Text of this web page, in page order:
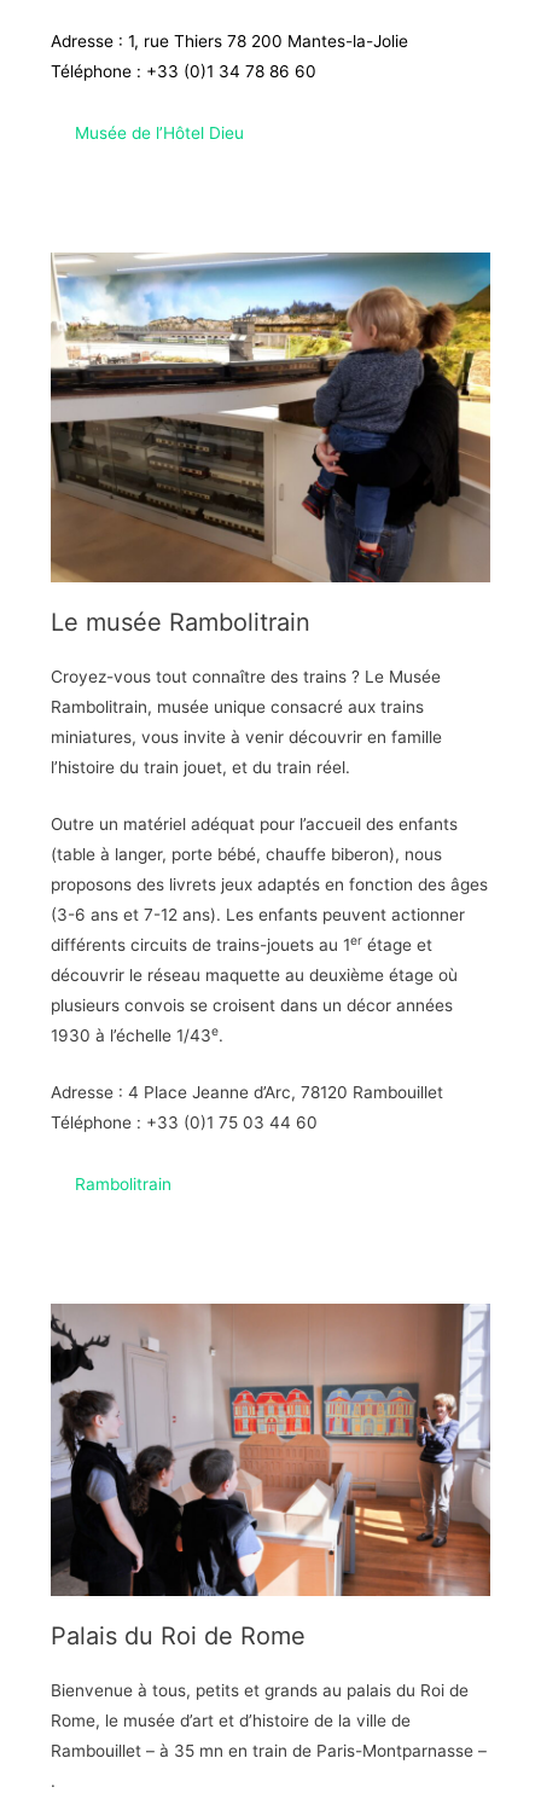
Adresse : 1, rue Thiers 78 200 Mantes-la-Jolie
Téléphone : +33 (0)1 34 78 86 60
Musée de l’Hôtel Dieu
Le musée Rambolitrain
Croyez-vous tout connaître des trains ? Le Musée
Rambolitrain, musée unique consacré aux trains
miniatures, vous invite à venir découvrir en famille
l’histoire du train jouet, et du train réel.
Outre un matériel adéquat pour l’accueil des enfants
(table à langer, porte bébé, chauffe biberon), nous
proposons des livrets jeux adaptés en fonction des âges
(3-6 ans et 7-12 ans). Les enfants peuvent actionner
différents circuits de trains-jouets au 1erétage et
découvrir le réseau maquette au deuxième étage où
plusieurs convois se croisent dans un décor années
1930 à l’échelle 1/43e.
Adresse : 4 Place Jeanne d’Arc, 78120 Rambouillet
Téléphone : +33 (0)1 75 03 44 60
Rambolitrain
Palais du Roi de Rome
Bienvenue à tous, petits et grands au palais du Roi de
Rome, le musée d’art et d’histoire de la ville de
Rambouillet – à 35 mn en train de Paris-Montparnasse –
.